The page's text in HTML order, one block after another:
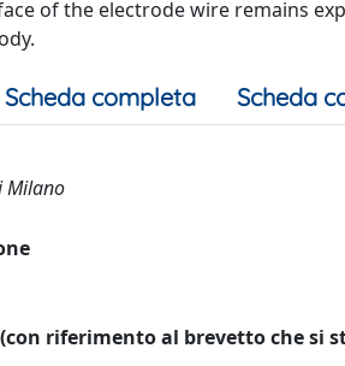
of the electrode wire remains
Scheda completa Scheda
Milano
riferimento al brevetto che si